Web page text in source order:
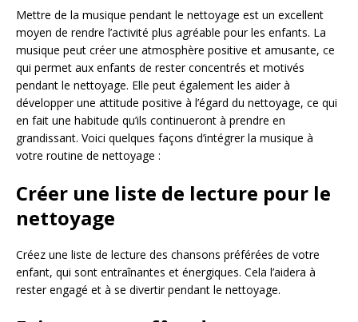
Mettre de la musique pendant le nettoyage est un excellent
moyen de rendre l’activité plus agréable pour les enfants. La
musique peut créer une atmosphère positive et amusante, ce
qui permet aux enfants de rester concentrés et motivés
pendant le nettoyage. Elle peut également les aider à
développer une attitude positive à l’égard du nettoyage, ce qui
en fait une habitude qu’ils continueront à prendre en
grandissant. Voici quelques façons d’intégrer la musique à
votre routine de nettoyage :
Créer une liste de lecture pour le
nettoyage
Créez une liste de lecture des chansons préférées de votre
enfant, qui sont entraînantes et énergiques. Cela l’aidera à
rester engagé et à se divertir pendant le nettoyage.